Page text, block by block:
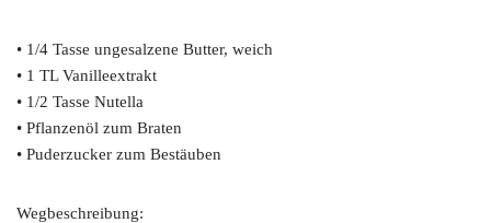
• 1/4 Tasse ungesalzene Butter, weich
• 1 TL Vanilleextrakt
• 1/2 Tasse Nutella
• Pflanzenöl zum Braten
• Puderzucker zum Bestäuben
Wegbeschreibung: